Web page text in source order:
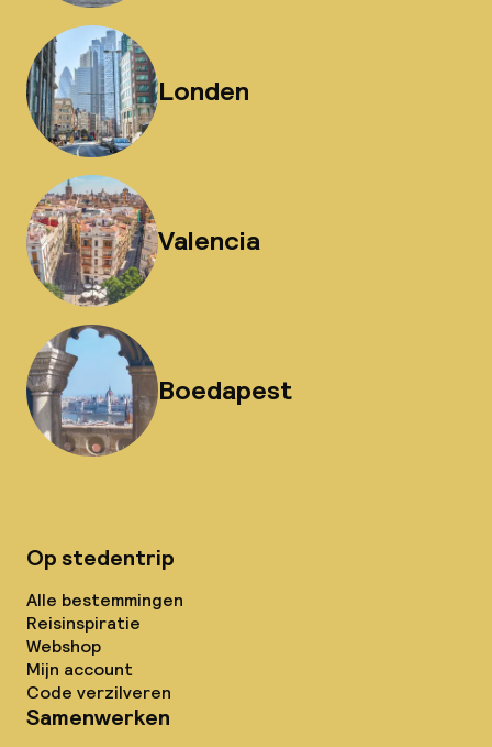
Londen
Valencia
Boedapest
Op stedentrip
Alle bestemmingen
Reisinspiratie
Webshop
Mijn account
Code verzilveren
Samenwerken